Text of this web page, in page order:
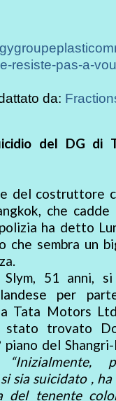
resiste-pas-a-
da:
del DG di
del costruttore
che cadde
ha detto
che sembra un
51 anni,
per
Tata Motors
trovato
piano del
“Inizialmente,
sia suicidato ,
del tenente